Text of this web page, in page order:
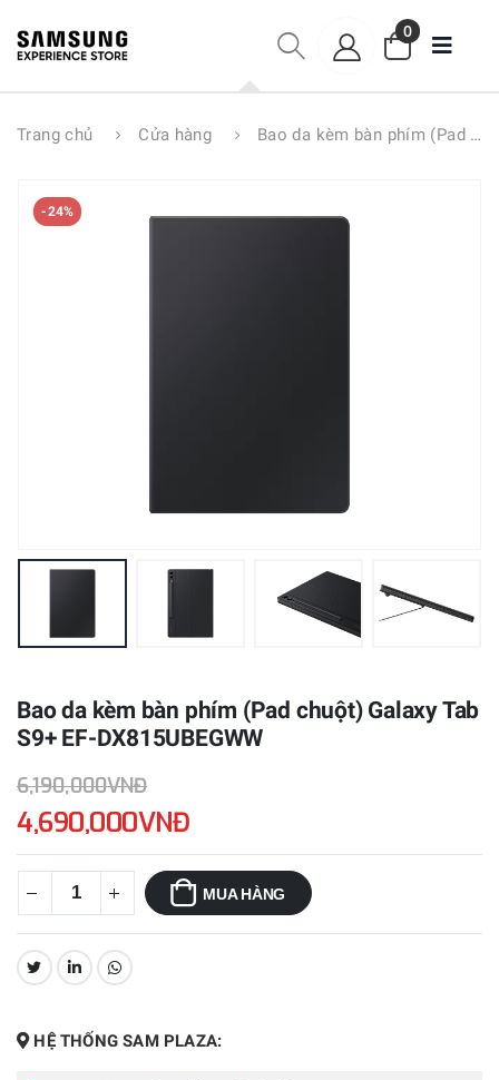
0
Trang chủ Cửa hàng Bao da kèm bàn phím (Pad chuột) Galaxy Tab S9+ EF-DX815UBEGWW
-24%
Bao da kèm bàn phím (Pad chuột) Galaxy Tab
S9+ EF-DX815UBEGWW
6,190,000VNĐ
4,690,000VNĐ
MUA HÀNG
CHIA SẺ:
HỆ THỐNG SAM PLAZA: